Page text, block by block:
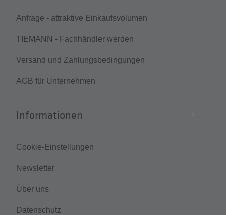
Anfrage - attraktive Einkaufsvolumen
TIEMANN - Fachhändler werden
Versand und Zahlungsbedingungen
AGB für Unternehmen
Informationen
Cookie-Einstellungen
Newsletter
Über uns
Datenschutz